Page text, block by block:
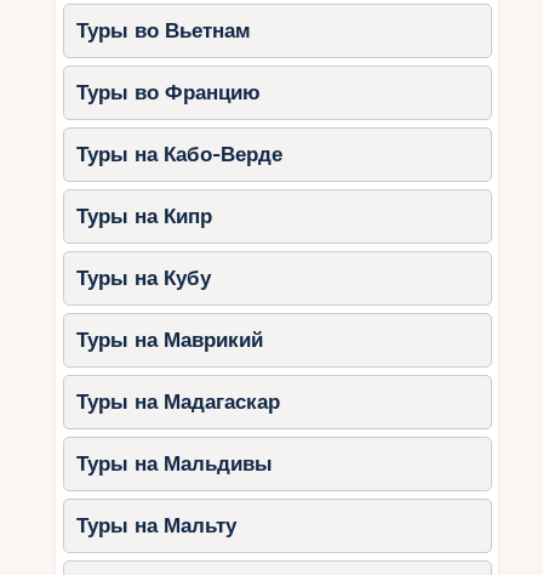
Туры во Вьетнам
Туры во Францию
Туры на Кабо-Верде
Туры на Кипр
Туры на Кубу
Туры на Маврикий
Туры на Мадагаскар
Туры на Мальдивы
Туры на Мальту